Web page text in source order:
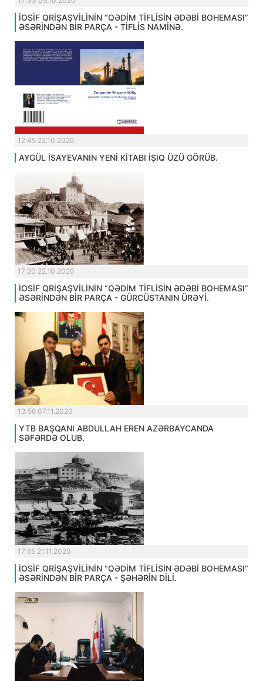
İOSİF QRİŞAŞVİLİNİN “QƏDİM TİFLİSİN ƏDƏBİ BOHEMASI”
ƏSƏRİNDƏN BİR PARÇA - TİFLİS NAMİNƏ.
12:45 22.10.2020
AYGÜL İSAYEVANIN YENİ KİTABI İŞIQ ÜZÜ GÖRÜB.
17:20 22.10.2020
İOSİF QRİŞAŞVİLİNİN “QƏDİM TİFLİSİN ƏDƏBİ BOHEMASI”
ƏSƏRİNDƏN BİR PARÇA - GÜRCÜSTANIN ÜRƏYİ.
13:56 07.11.2020
YTB BAŞQANI ABDULLAH EREN AZƏRBAYCANDA
SƏFƏRDƏ OLUB.
17:55 21.11.2020
İOSİF QRİŞAŞVİLİNİN “QƏDİM TİFLİSİN ƏDƏBİ BOHEMASI”
ƏSƏRİNDƏN BİR PARÇA - ŞƏHƏRİN DİLİ.